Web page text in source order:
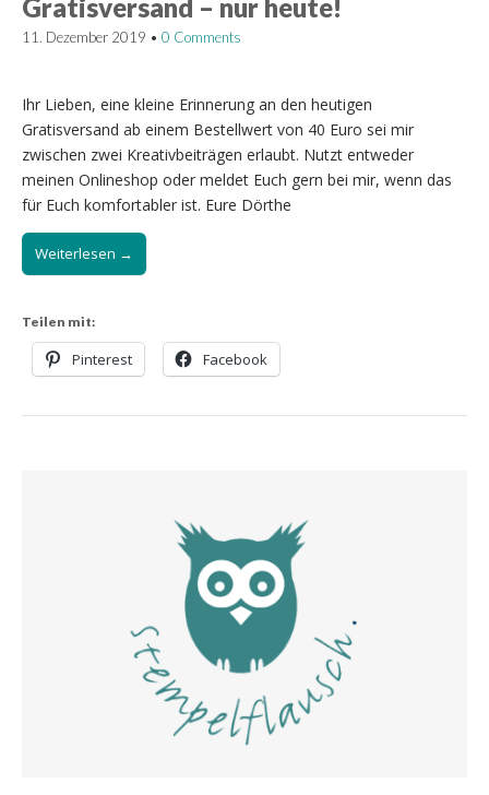
Gratisversand – nur heute!
11. Dezember 2019 • 0 Comments
Ihr Lieben, eine kleine Erinnerung an den heutigen
Gratisversand ab einem Bestellwert von 40 Euro sei mir
zwischen zwei Kreativbeiträgen erlaubt. Nutzt entweder
meinen Onlineshop oder meldet Euch gern bei mir, wenn das
für Euch komfortabler ist. Eure Dörthe
Weiterlesen →
Teilen mit:
Pinterest Facebook